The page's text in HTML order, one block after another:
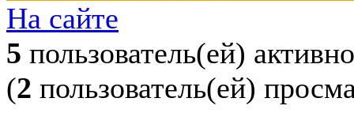
На сайте
5 пользователь(ей) активно
(2 пользователь(ей)